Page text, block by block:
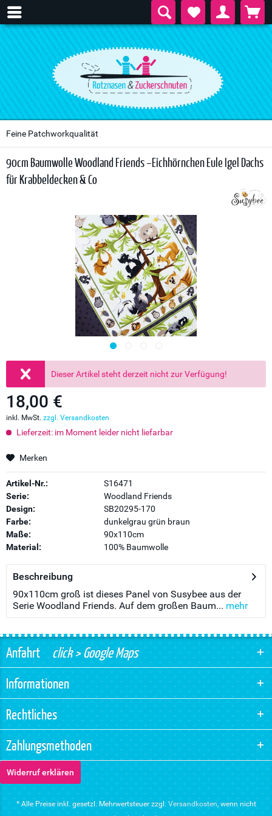
Feine Patchworkqualität
90cm Baumwolle Woodland Friends –Eichhörnchen Eule Igel Dachs
für Krabbeldecken & Co
Dieser Artikel steht derzeit nicht zur Verfügung!
18,00 €
inkl. MwSt. zzgl. Versandkosten
Lieferzeit: im Moment leider nicht liefarbar
Merken
Artikel-Nr.:
S16471
Serie:
Woodland Friends
Design:
SB20295-170
Farbe:
dunkelgrau grün braun
Maße:
90x110cm
Material:
100% Baumwolle
Beschreibung
90x110cm groß ist dieses Panel von Susybee aus der
Serie Woodland Friends. Auf dem großen Baum... mehr
Anfahrtclick > Google Maps
Informationen
Rechtliches
Zahlungsmethoden
Widerruf erklären
* Alle Preise inkl. gesetzl. Mehrwertsteuer zzgl. Versandkosten, wenn nicht